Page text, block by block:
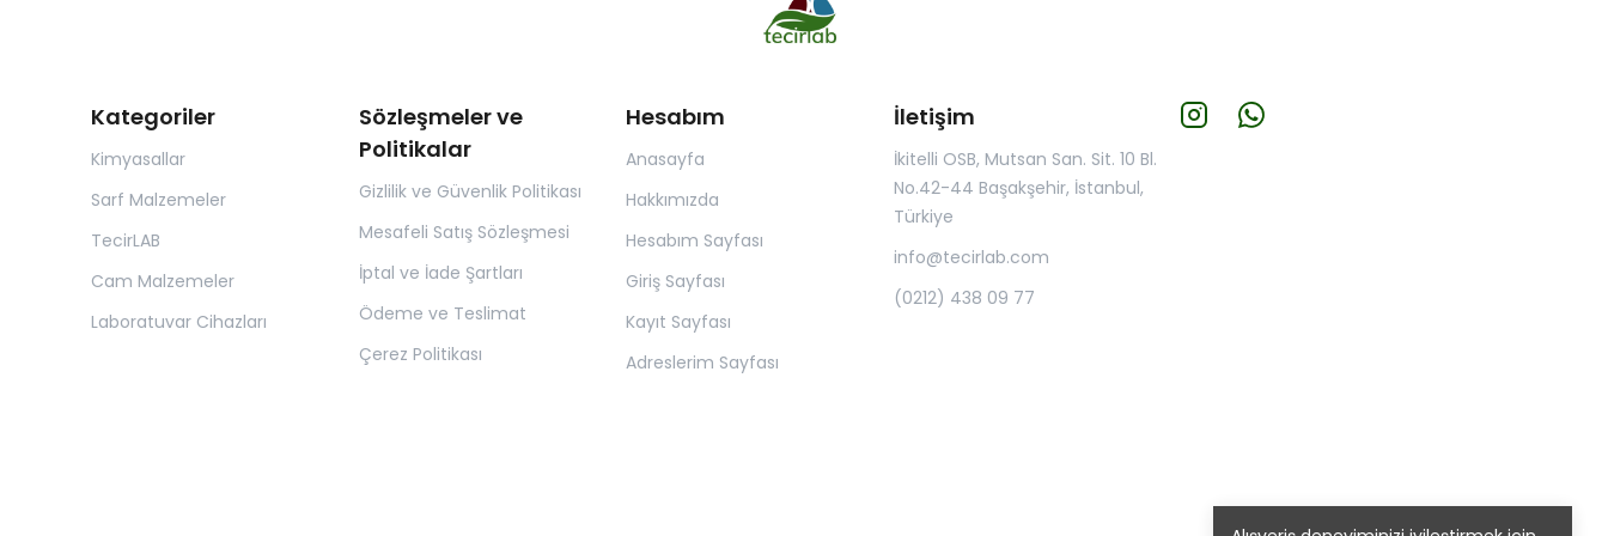
Kategoriler
Kimyasallar
Sarf Malzemeler
TecirLAB
Cam Malzemeler
Laboratuvar Cihazları
Sözleşmeler ve
Politikalar
Gizlilik ve Güvenlik Politikası
Mesafeli Satış Sözleşmesi
İptal ve İade Şartları
Ödeme ve Teslimat
Çerez Politikası
Hesabım
Anasayfa
Hakkımızda
Hesabım Sayfası
Giriş Sayfası
Kayıt Sayfası
Adreslerim Sayfası
İletişim
İkitelli OSB, Mutsan San. Sit. 10 Bl.
No.42-44 Başakşehir, İstanbul,
Türkiye
info@tecirlab.com
(0212) 438 09 77